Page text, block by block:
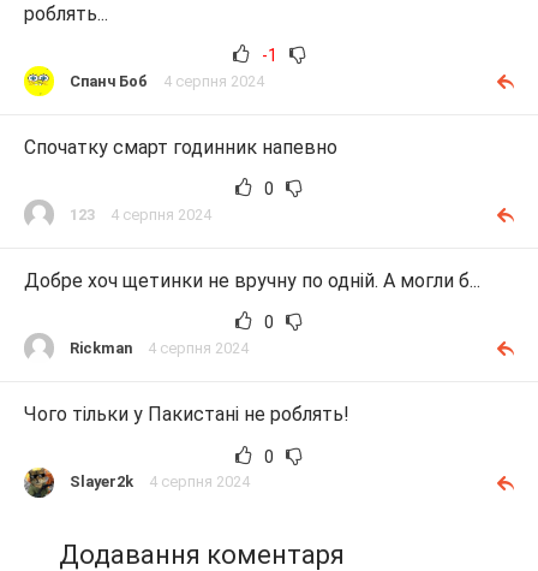
роблять...
-1
Спанч Боб 4 серпня 2024
Спочатку смарт годинник напевно
0
123 4 серпня 2024
Добре хоч щетинки не вручну по одній. А могли б...
0
Rickman 4 серпня 2024
Чого тільки у Пакистані не роблять!
0
Slayer2k 4 серпня 2024
Додавання коментаря